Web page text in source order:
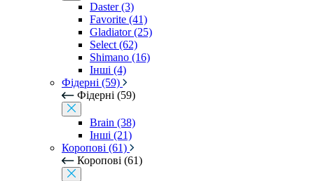
Daster (3)
Favorite (41)
Gladiator (25)
Select (62)
Shimano (16)
Інші (4)
Фідерні (59)
Фідерні (59)
Brain (38)
Інші (21)
Коропові (61)
Коропові (61)